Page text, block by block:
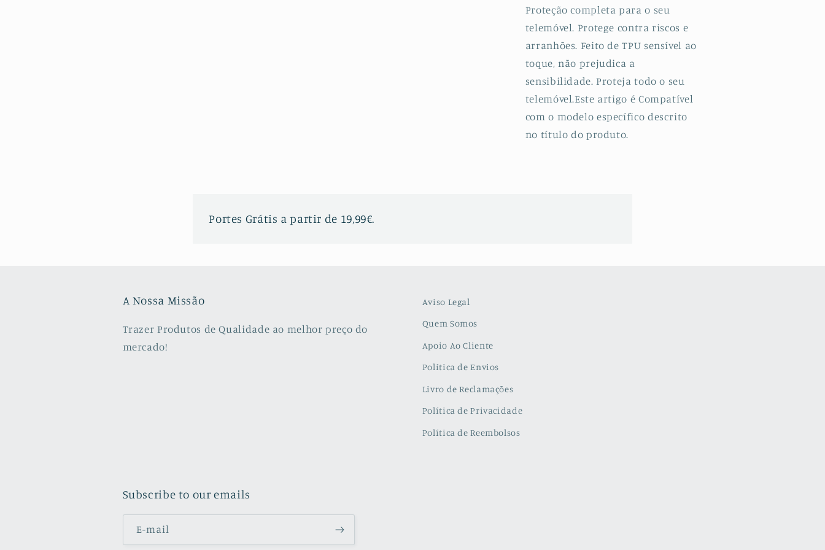
5G
5G
Proteção completa para o seu
telemóvel. Protege contra riscos e
arranhões. Feito de TPU sensível ao
toque, não prejudica a
sensibilidade. Proteja todo o seu
telemóvel.Este artigo é Compatível
com o modelo específico descrito
no título do produto.
Portes Grátis a partir de 19,99€.
A Nossa Missão
Trazer Produtos de Qualidade ao melhor preço do
mercado!
Aviso Legal
Quem Somos
Apoio Ao Cliente
Política de Envios
Livro de Reclamações
Política de Privacidade
Política de Reembolsos
Subscribe to our emails
E-mail